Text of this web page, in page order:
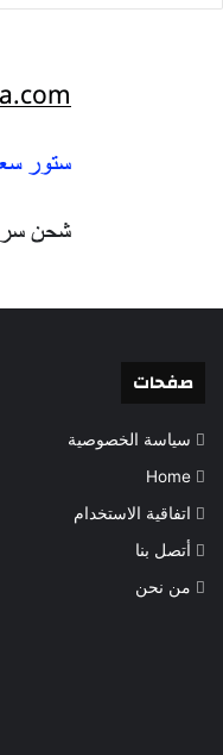
صفحات
سياسة الخصوصية
Home
اتفاقية الاستخدام
أتصل بنا
من نحن